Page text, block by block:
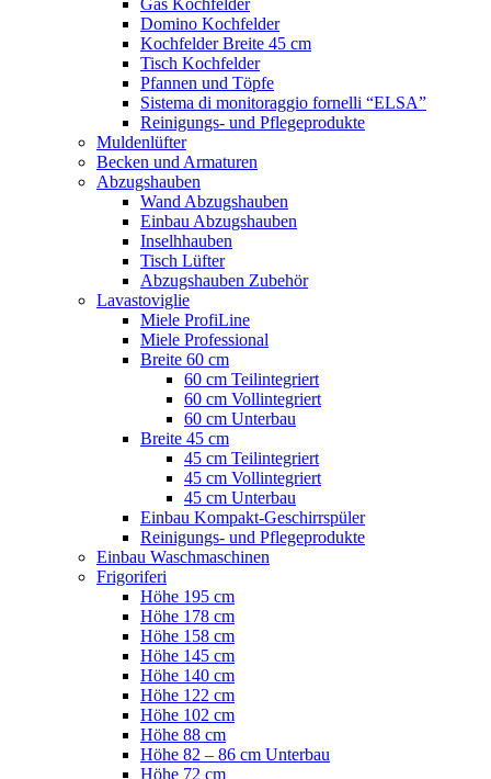
Domino Kochfelder
Kochfelder Breite 45 cm
Tisch Kochfelder
Pfannen und Töpfe
Sistema di monitoraggio fornelli “ELSA”
Reinigungs- und Pflegeprodukte
Muldenlüfter
Becken und Armaturen
Abzugshauben
Wand Abzugshauben
Einbau Abzugshauben
Inselhhauben
Tisch Lüfter
Abzugshauben Zubehör
Lavastoviglie
Miele ProfiLine
Miele Professional
Breite 60 cm
60 cm Teilintegriert
60 cm Vollintegriert
60 cm Unterbau
Breite 45 cm
45 cm Teilintegriert
45 cm Vollintegriert
45 cm Unterbau
Einbau Kompakt-Geschirrspüler
Reinigungs- und Pflegeprodukte
Einbau Waschmaschinen
Frigoriferi
Höhe 195 cm
Höhe 178 cm
Höhe 158 cm
Höhe 145 cm
Höhe 140 cm
Höhe 122 cm
Höhe 102 cm
Höhe 88 cm
Höhe 82 – 86 cm Unterbau
Höhe 72 cm